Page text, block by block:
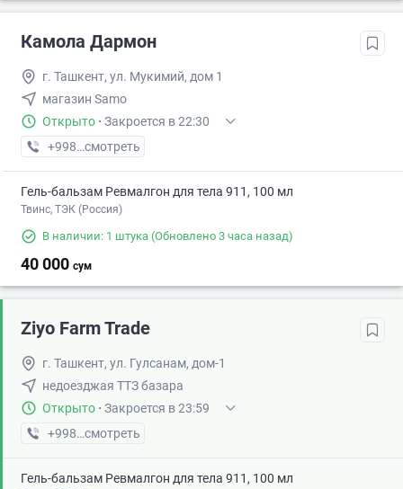
Камола Дармон
г. Ташкент, ул. Мукимий, дом 1
магазин Samo
Открыто · Закроется в 22:30
+998 (71) XXX-XX-XX
смотреть
Гель-бальзам Ревмалгон для тела 911, 100 мл
Твинс, ТЭК (Россия)
В наличии: 1 штука (Обновлено 3 часа назад)
40 000 сум
Ziyo Farm Trade
г. Ташкент, ул. Гулсанам, дом-1
недоезджая ТТЗ базара
Открыто · Закроется в 23:59
+998 (97) XXX-XX-XX
смотреть
Гель-бальзам Ревмалгон для тела 911, 100 мл